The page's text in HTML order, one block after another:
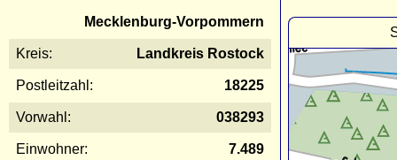
Mecklenburg-Vorpommern
Kreis: Landkreis Rostock
Postleitzahl: 18225
Vorwahl: 038293
Einwohner: 7.489